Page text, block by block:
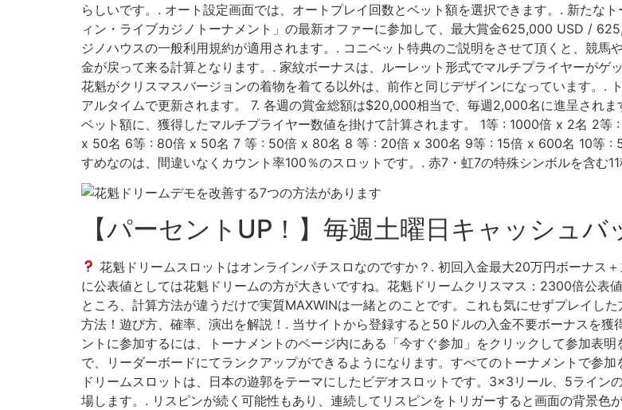
らしいです。. オート設定画面では、オートプレイ回数とベット額を選択できます。. 新たな
ィン・ライブカジノトーナメント」の最新オファーに参加して、最大賞金625,000 USD /
ジノハウスの一般利用規約が適用されます。. コニベット特典のご説明をさせて頂くと、競
金が戻って来る計算となります。. 家紋ボーナスは、ルーレット形式でマルチプライヤーがゲ
花魁がクリスマスバージョンの着物を着てる以外は、前作と同じデザインになっています。.
アルタイムで更新されます。 7. 各週の賞金総額は$20,000相当で、毎週2,000名に進呈され
ベット額に、獲得したマルチプライヤー数値を掛けて計算されます。 1等 : 1000倍 x 2名 2
x 50名 6等 : 80倍 x 50名 7 等 : 50倍 x 80名 8 等 : 20倍 x 300名 9等 : 15倍 x 600名 10等 :
すめなのは、間違いなくカウント率100％のスロットです。. 赤7・虹7の特殊シンボルを含む
【パーセントUP！】毎週土曜日キャッシュ
花魁ドリームスロットはオンラインパチスロなのですか？. 初回入金最大20万円ボーナス
に公表値としては花魁ドリームの方が大きいですね。花魁ドリームクリスマス：2300倍公表
ところ、計算方法が違うだけで実質MAXWINは一緒とのことです。これも気にせずプレイし
方法！遊び方、確率、演出を解説！. 当サイトから登録すると50ドルの入金不要ボーナスを獲
ントに参加するには、トーナメントのページ内にある「今すぐ参加」をクリックして参加表
で、リーダーボードにてランクアップができるようになります。すべてのトーナメントで参
ドリームスロットは、日本の遊郭をテーマにしたビデオスロットです。3×3リール、5ライン
場します。. リスピンが続く可能性もあり、連続してリスピンをトリガーすると画面の背景